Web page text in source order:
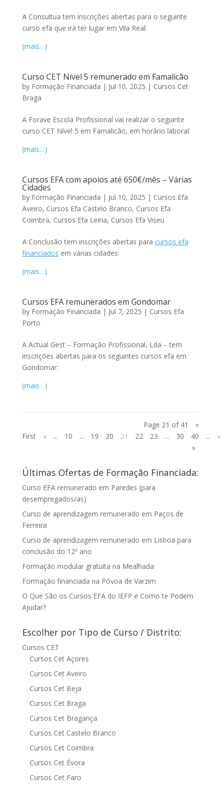
A Consultua tem inscrições abertas para o seguinte
curso efa que irá ter lugar em Vila Real:
(mais…)
Curso CET Nível 5 remunerado em Famalicão
by Formação Financiada | Jul 10, 2025 | Cursos Cet
Braga
A Forave Escola Profissional vai realizar o seguinte
curso CET Nível 5 em Famalicão, em horário laboral:
(mais…)
Cursos EFA com apoios até 650€/mês – Várias
Cidades
by Formação Financiada | Jul 10, 2025 | Cursos Efa
Aveiro, Cursos Efa Castelo Branco, Cursos Efa
Coimbra, Cursos Efa Leiria, Cursos Efa Viseu
A Conclusão tem inscrições abertas para cursos efa
financiados em várias cidades:
(mais…)
Cursos EFA remunerados em Gondomar
by Formação Financiada | Jul 7, 2025 | Cursos Efa
Porto
A Actual Gest – Formação Profissional, Lda – tem
inscrições abertas para os seguintes cursos efa em
Gondomar:
(mais…)
Page 21 of 41
«
First
« ... 10 ... 19 20 21 22 23 ... 30 40 ...
»
»
Últimas Ofertas de Formação Financiada:
Curso EFA remunerado em Paredes (para
desempregados/as)
Curso de aprendizagem remunerado em Paços de
Ferreira
Curso de aprendizagem remunerado em Lisboa para
conclusão do 12º ano
Formação modular gratuita na Mealhada
Formação financiada na Póvoa de Varzim
O Que São os Cursos EFA do IEFP e Como te Podem
Ajudar?
Escolher por Tipo de Curso / Distrito:
Cursos CET
Cursos Cet Açores
Cursos Cet Aveiro
Cursos Cet Beja
Cursos Cet Braga
Cursos Cet Bragança
Cursos Cet Castelo Branco
Cursos Cet Coimbra
Cursos Cet Évora
Cursos Cet Faro